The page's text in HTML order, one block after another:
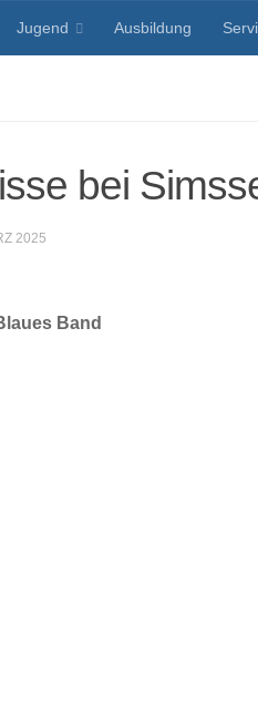
Jugend Ausbildung
bei
2025
Band